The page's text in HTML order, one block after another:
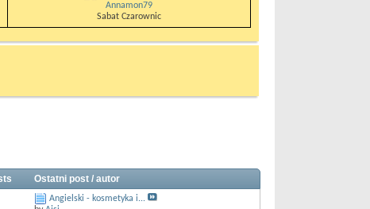
Annamon79
Sabat Czarownic
Ostatni post / autor
Angielski - kosmetyka i...